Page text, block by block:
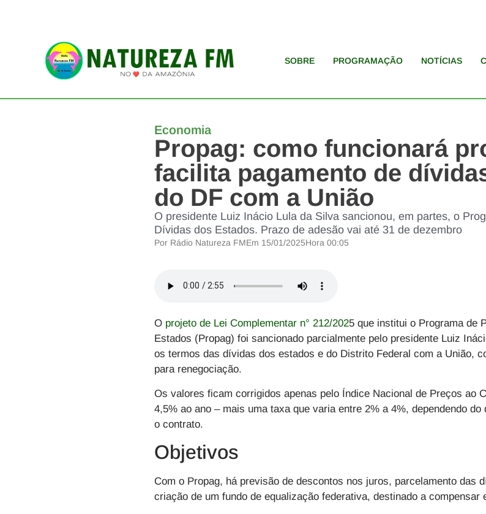
SOBRE PROGRAMAÇÃO NOTÍCIAS
Economia
Propag: como funcionará
facilita pagamento de
do DF com a União
O presidente Luiz Inácio Lula da Silva sancionou, em partes, o
Dívidas dos Estados. Prazo de adesão vai até 31 de dezembro
Por Rádio Natureza FMEm 15/01/2025Hora 00:05
O projeto de Lei Complementar n° 212/2025 que institui o Programa de
Estados (Propag) foi sancionado parcialmente pelo presidente Luiz
os termos das dívidas dos estados e do Distrito Federal com a União,
para renegociação.
Os valores ficam corrigidos apenas pelo Índice Nacional de Preços ao
4,5% ao ano – mais uma taxa que varia entre 2% a 4%, dependendo
o contrato.
Objetivos
Com o Propag, há previsão de descontos nos juros, parcelamento das
criação de um fundo de equalização federativa, destinado a